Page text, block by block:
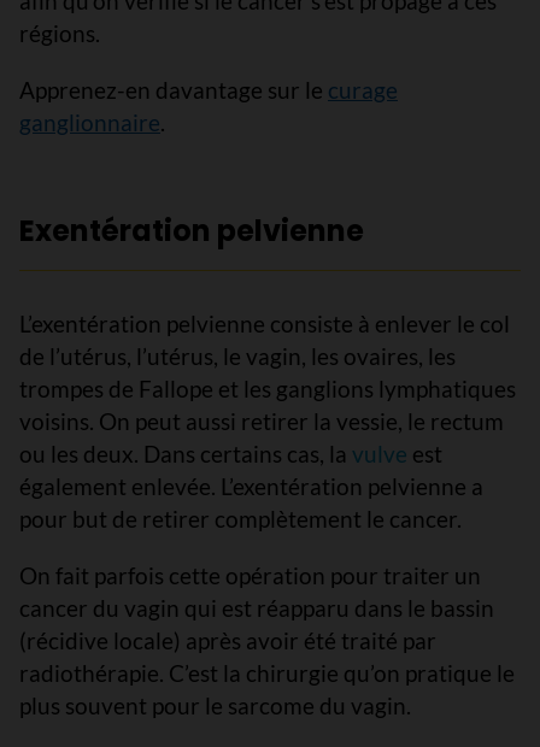
régions.
Apprenez-en davantage sur le curage
ganglionnaire.
Exentération pelvienne
L’exentération pelvienne consiste à enlever le col
de l’utérus, l’utérus, le vagin, les ovaires, les
trompes de Fallope et les ganglions lymphatiques
voisins. On peut aussi retirer la vessie, le rectum
ou les deux. Dans certains cas, la vulve est
également enlevée. L’exentération pelvienne a
pour but de retirer complètement le cancer.
On fait parfois cette opération pour traiter un
cancer du vagin qui est réapparu dans le bassin
(récidive locale) après avoir été traité par
radiothérapie. C’est la chirurgie qu’on pratique le
plus souvent pour le sarcome du vagin.